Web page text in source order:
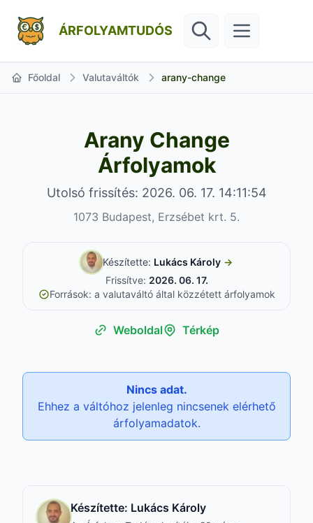
ÁRFOLYAMTUDÓS
Főoldal Valutaváltók arany-change
Arany Change
Árfolyamok
Utolsó frissítés: 2026. 06. 17. 14:11:54
1073 Budapest, Erzsébet krt. 5.
Készítette: Lukács Károly →
Frissítve: 2026. 06. 17.
Források: a valutaváltó által közzétett árfolyamok
Weboldal Térkép
Nincs adat.
Ehhez a váltóhoz jelenleg nincsenek elérhető
árfolyamadatok.
Készítette: Lukács Károly